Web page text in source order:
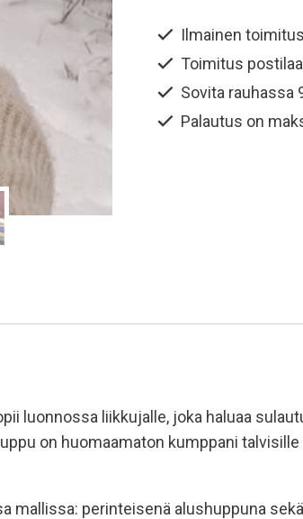
-
määrä
Ilmainen
Toimitus
Sovita rauhassa
Palautus on
luonnossa liikkujalle, joka haluaa
on huomaamaton kumppani
mallissa: perinteisenä alushuppuna